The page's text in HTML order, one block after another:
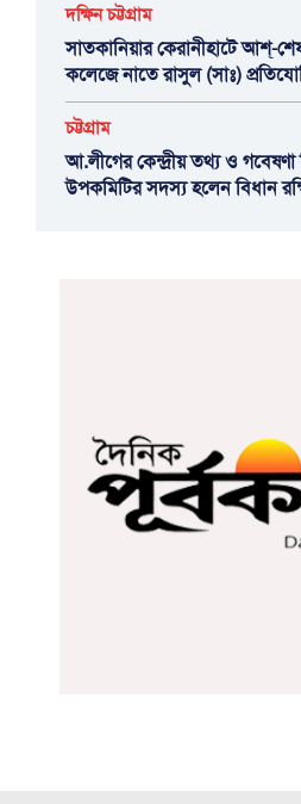
দক্ষিন চট্টগ্রাম
সাতকানিয়ার কেরানীহাটে আশ্-
কলেজে নাতে রাসুল (সাঃ)
চট্টগ্রাম
আ.লীগের কেন্দ্রীয় তথ্য ও
উপকমিটির সদস্য হলেন বিধান